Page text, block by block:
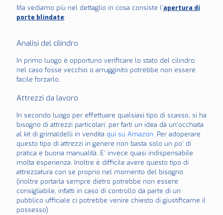
Ma vediamo più nel dettaglio in cosa consiste l’apertura di
porte blindate:
Analisi del cilindro
In primo luogo è opportuno verificare lo stato del cilindro:
nel caso fosse vecchio o arrugginito potrebbe non essere
facile forzarlo.
Attrezzi da lavoro
In secondo luogo per effettuare qualsiasi tipo di scasso, si ha
bisogno di attrezzi particolari: per farti un idea dà un’occhiata
al kit di grimaldelli in vendita qui su Amazon. Per adoperare
questo tipo di attrezzi in genere non basta solo un po’ di
pratica e buona manualità. E’ invece quasi indispensabile
molta esperienza. Inoltre è difficile avere questo tipo di
attrezzatura con se proprio nel momento del bisogno
(inoltre portarla sempre dietro potrebbe non essere
consigliabile, infatti in caso di controllo da parte di un
pubblico ufficiale ci potrebbe venire chiesto di giustificarne il
possesso)